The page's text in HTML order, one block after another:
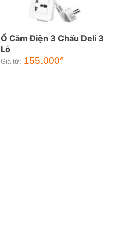
Ổ Cắm Điện 3 Chấu Deli 3
Lỗ
Giá từ: 155.000đ